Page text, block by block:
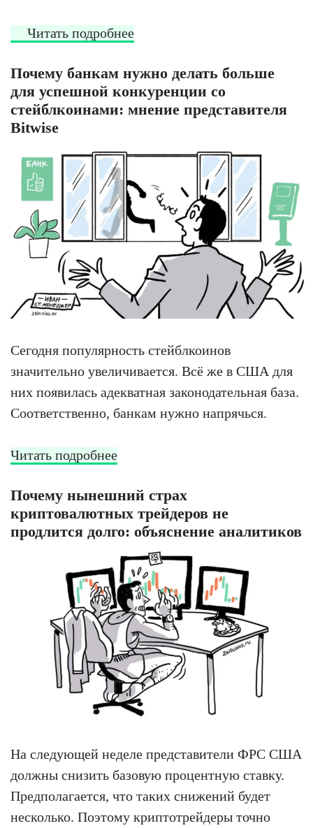
Читать подробнее
Почему банкам нужно делать больше
для успешной конкуренции со
стейблкоинами: мнение представителя
Bitwise
Сегодня популярность стейблкоинов
значительно увеличивается. Всё же в США для
них появилась адекватная законодательная база.
Соответственно, банкам нужно напрячься.
Читать подробнее
Почему нынешний страх
криптовалютных трейдеров не
продлится долго: объяснение аналитиков
На следующей неделе представители ФРС США
должны снизить базовую процентную ставку.
Предполагается, что таких снижений будет
несколько. Поэтому криптотрейдеры точно